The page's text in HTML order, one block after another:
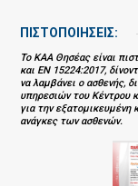
ΠΙΣΤΟΠΟΙΗΣΕΙΣ:
Το ΚΑΑ Θησέας είναι
και EN 15224:2017,
να λαμβάνει ο ασθενής,
υπηρεσιών του Κέντρου
για την εξατομικευμένη
ανάγκες των ασθενών.